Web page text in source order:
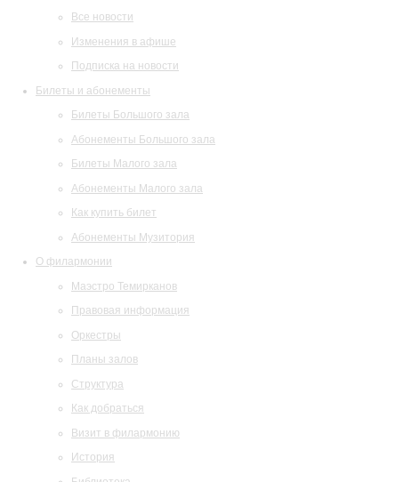
Все новости
Изменения в афише
Подписка на новости
Билеты и абонементы
Билеты Большого зала
Абонементы Большого зала
Билеты Малого зала
Абонементы Малого зала
Как купить билет
Абонементы Музитория
О филармонии
Маэстро Темирканов
Правовая информация
Оркестры
Планы залов
Структура
Как добраться
Визит в филармонию
История